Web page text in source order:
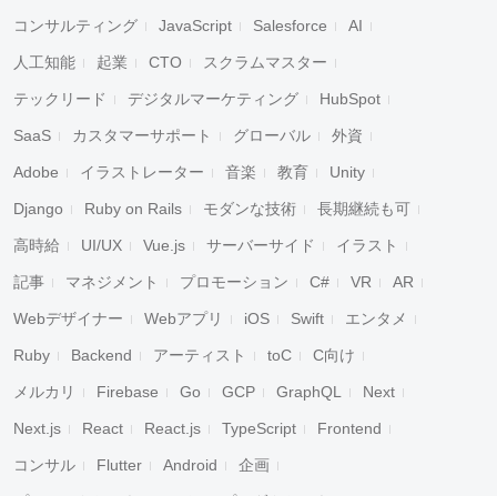
コンサルティング JavaScript Salesforce AI
人工知能 起業 CTO スクラムマスター
テックリード デジタルマーケティング HubSpot
SaaS カスタマーサポート グローバル 外資
Adobe イラストレーター 音楽 教育 Unity
Django Ruby on Rails モダンな技術 長期継続も可
高時給 UI/UX Vue.js サーバーサイド イラスト
記事 マネジメント プロモーション C# VR AR
Webデザイナー Webアプリ iOS Swift エンタメ
Ruby Backend アーティスト toC C向け
メルカリ Firebase Go GCP GraphQL Next
Next.js React React.js TypeScript Frontend
コンサル Flutter Android 企画